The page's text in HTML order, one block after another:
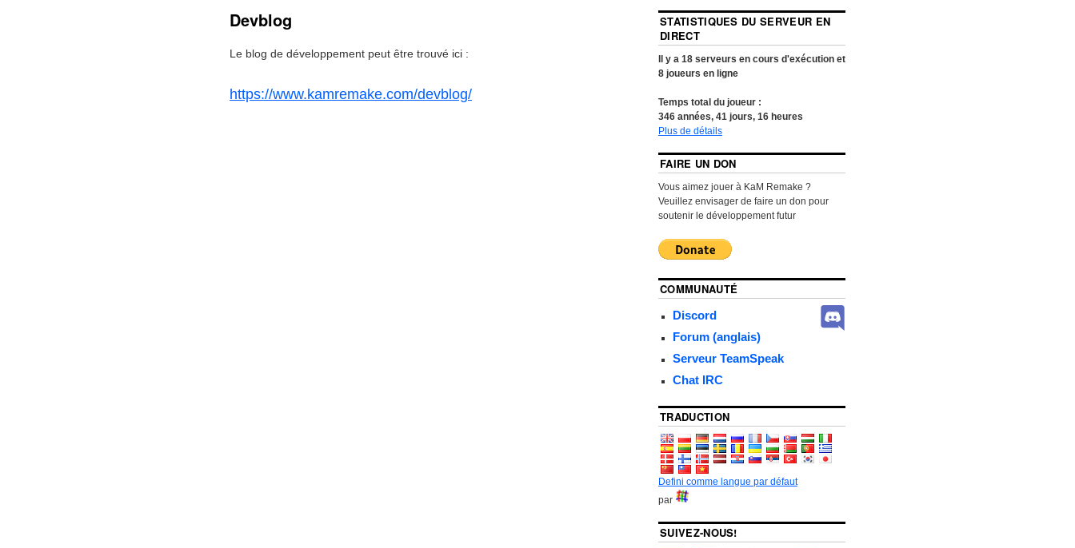
Devblog
Le blog de développement peut être trouvé ici :
https://www.kamremake.com/devblog/
STATISTIQUES DU SERVEUR EN
DIRECT
Il y a 18serveurs en cours d'exécution et
8joueurs en ligne
Temps total du joueur :
346années, 41 jours, 16heures
Plus de détails
FAIRE UN DON
Vous aimez jouer à KaM Remake ?
Veuillez envisager de faire un don pour
soutenir le développement futur
COMMUNAUTÉ
Discord
Forum (anglais)
Serveur TeamSpeak
Chat IRC
TRADUCTION
Defini comme langue par défaut
par
SUIVEZ-NOUS!